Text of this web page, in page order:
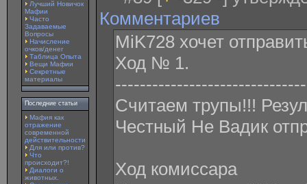
Лучший Новичок
Мафии
Часто
Задаваемые
Вопросы
Начисление
очков/денег
Таблица Опыта
Вещи Мафии
Секретные
материалы
Последние статьи
Мафия как
отражение
современной
действительности
Для или против?
Что
происходит?!
Диалоги о
животных.
Комментариев
MiK728 xочет
Ход № 1.
Считаем трупы!!!
Честный Не Вадик
Ход комиссара